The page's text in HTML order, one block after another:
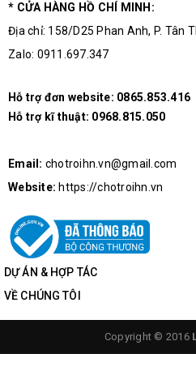
* CỬA HÀNG HỒ CHÍ MINH:
Địa chỉ: 158/D25 Phan Anh, P. Tân
Zalo: 0911.697.347
Hỗ trợ đơn website: 0865.853.416
Hỗ trợ kĩ thuật: 0968.815.050
Email: chotroihn.vn@gmail.com
Website: https://chotroihn.vn
DỰ ÁN & HỢP TÁC
VỀ CHÚNG TÔI
Copyright © 2016